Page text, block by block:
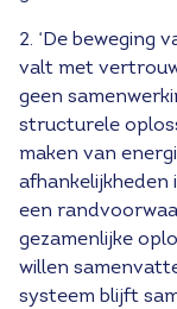
2. ‘De beweging
valt met
geen
structurele
maken van
afhankelijkheden
een
gezamenlijke
willen
systeem blijft